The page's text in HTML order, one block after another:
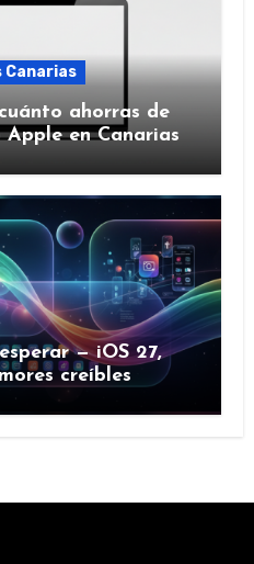
ahorras de
en Canarias
— iOS 27,
creíbles